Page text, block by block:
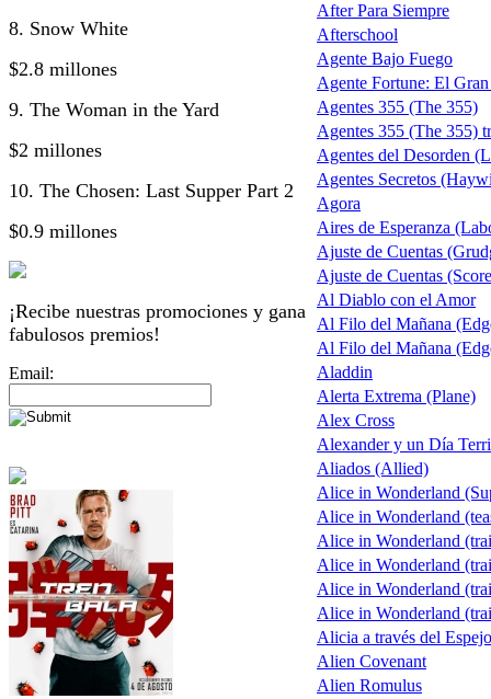
8. Snow White
$2.8 millones
9. The Woman in the Yard
$2 millones
10. The Chosen: Last Supper Part 2
$0.9 millones
¡Recibe nuestras promociones y gana
fabulosos premios!
Email:
After Para Siempre
Afterschool
Agente Bajo Fuego
Agente Fortune: El
Agentes 355 (The 355)
Agentes 355 (The 355)
Agentes del Desorden
Agentes Secretos
Agora
Aires de Esperanza
Ajuste de Cuentas
Ajuste de Cuentas
Al Diablo con el Amor
Al Filo del Mañana
Al Filo del Mañana
Aladdin
Alerta Extrema (Plane)
Alex Cross
Alexander y un Día
Aliados (Allied)
Alice in Wonderland
Alice in Wonderland
Alice in Wonderland
Alice in Wonderland
Alice in Wonderland
Alice in Wonderland
Alicia a través del
Alien Covenant
Alien Romulus